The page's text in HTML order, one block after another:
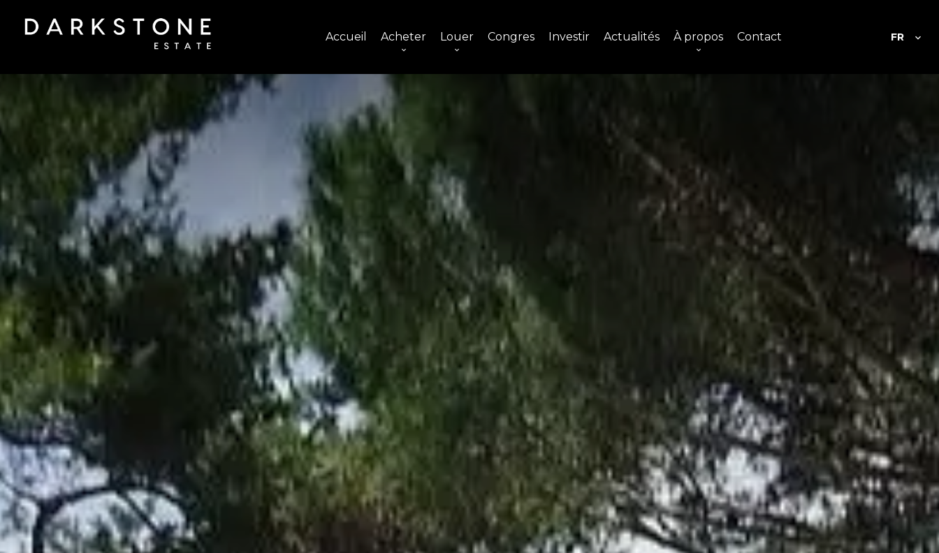
Accueil Acheter Louer Congres Investir Actualités À propos Contact FR